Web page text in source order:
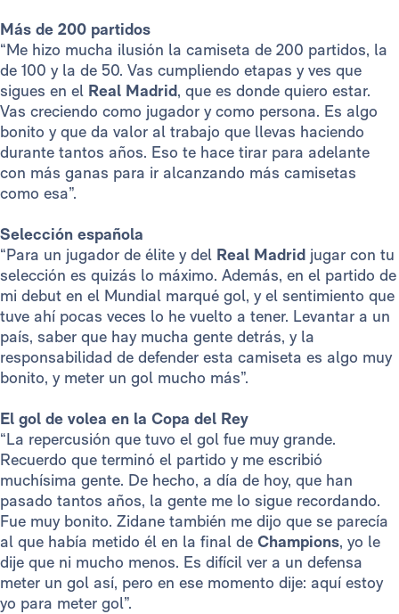
Más de 200 partidos
“Me hizo mucha ilusión la camiseta de 200 partidos, la
de 100 y la de 50. Vas cumpliendo etapas y ves que
sigues en el Real Madrid, que es donde quiero estar.
Vas creciendo como jugador y como persona. Es algo
bonito y que da valor al trabajo que llevas haciendo
durante tantos años. Eso te hace tirar para adelante
con más ganas para ir alcanzando más camisetas
como esa”.
Selección española
“Para un jugador de élite y del Real Madrid jugar con tu
selección es quizás lo máximo. Además, en el partido de
mi debut en el Mundial marqué gol, y el sentimiento que
tuve ahí pocas veces lo he vuelto a tener. Levantar a un
país, saber que hay mucha gente detrás, y la
responsabilidad de defender esta camiseta es algo muy
bonito, y meter un gol mucho más”.
El gol de volea en la Copa del Rey
“La repercusión que tuvo el gol fue muy grande.
Recuerdo que terminó el partido y me escribió
muchísima gente. De hecho, a día de hoy, que han
pasado tantos años, la gente me lo sigue recordando.
Fue muy bonito. Zidane también me dijo que se parecía
al que había metido él en la final de Champions, yo le
dije que ni mucho menos. Es difícil ver a un defensa
meter un gol así, pero en ese momento dije: aquí estoy
yo para meter gol”.